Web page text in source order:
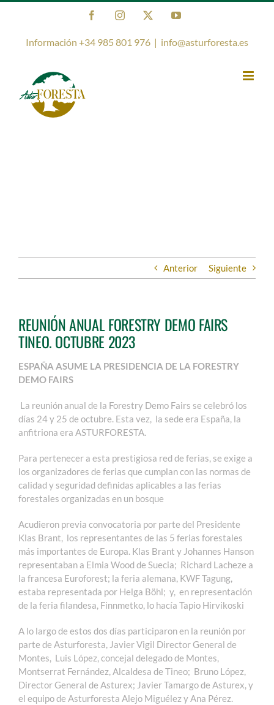
FacebookInstagram YouTube
Información +34 985 801 976 | info@asturforesta.es
Anterior Siguiente
REUNIÓN ANUAL FORESTRY DEMO FAIRS
TINEO. OCTUBRE 2023
ESPAÑA ASUME LA PRESIDENCIA DE LA FORESTRY
DEMO FAIRS
La reunión anual de la Forestry Demo Fairs se celebró los
días 24 y 25 de octubre. Esta vez, la sede era España, la
anfitriona era ASTURFORESTA.
Para pertenecer a esta prestigiosa red de ferias, se exige a
los organizadores de ferias que cumplan con las normas de
calidad y seguridad definidas aplicables a las ferias
forestales organizadas en un bosque
Acudieron previa convocatoria por parte del Presidente
Klas Brant, los representantes de las 5 ferias forestales
más importantes de Europa. Klas Brant y Johannes Hanson
representaban a Elmia Wood de Suecia; Richard Lacheze a
la francesa Euroforest; la feria alemana, KWF Tagung,
estaba representada por Helga Böhl; y, en representación
de la feria filandesa, Finnmetko, lo hacía Tapio Hirvikoski
A lo largo de estos dos días participaron en la reunión por
parte de Asturforesta, Javier Vigil Director General de
Montes, Luis López, concejal delegado de Montes,
Montserrat Fernández, Alcaldesa de Tineo; Bruno López,
Director General de Asturex; Javier Tamargo de Asturex, y
el equipo de Asturforesta Alejo Miguélez y Ana Pérez.